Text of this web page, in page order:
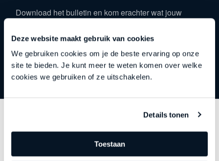
Deze website maakt gebruik van cookies
We gebruiken cookies om je de beste ervaring op onze
site te bieden. Je kunt meer te weten komen over welke
cookies we gebruiken of ze uitschakelen.
Details tonen
Toestaan
Download het bulletin en kom erachter wat jouw
Download
Over ons